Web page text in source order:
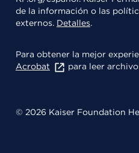
de la información o las
externos. Detalles.
Para obtener la mejor
Acrobat
para leer
© 2026 Kaiser Foundation